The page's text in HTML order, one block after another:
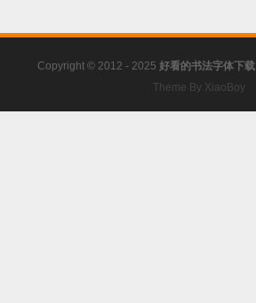
Copyright © 2012 - 2025 好看的书法字体下载
Theme By XiaoBoy